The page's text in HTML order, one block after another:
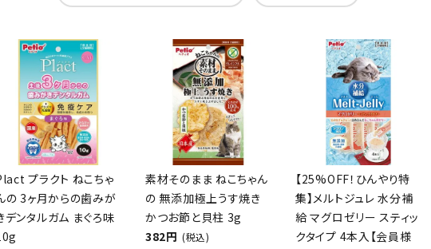
プラクト ねこちゃ
の 3ヶ月からの歯みが
デンタルガム まぐろ味
素材そのまま ねこちゃん
の 無添加極上うす焼き
かつお節と貝柱 3g
382円 (税込)
【25%OFF！ひんやり特
集】メルトジュレ 水分補
給 マグロゼリー スティッ
クタイプ 4本入【会員様